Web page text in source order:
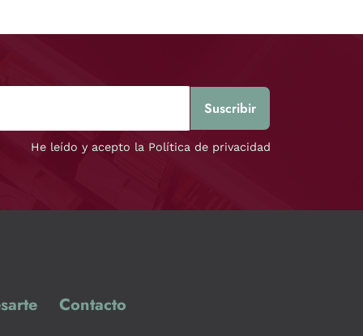
He leído y acepto la Política de privacidad
Contacto